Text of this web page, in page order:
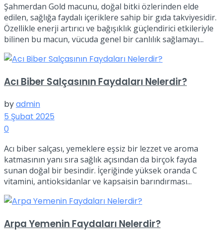
Şahmerdan Gold macunu, doğal bitki özlerinden elde
edilen, sağlığa faydalı içeriklere sahip bir gıda takviyesidir.
Özellikle enerji artırıcı ve bağışıklık güçlendirici etkileriyle
bilinen bu macun, vücuda genel bir canlılık sağlamayı...
Acı Biber Salçasının Faydaları Nelerdir?
byadmin
5 Şubat 2025
0
Acı biber salçası, yemeklere eşsiz bir lezzet ve aroma
katmasının yanı sıra sağlık açısından da birçok fayda
sunan doğal bir besindir. İçeriğinde yüksek oranda C
vitamini, antioksidanlar ve kapsaisin barındırması...
Arpa Yemenin Faydaları Nelerdir?